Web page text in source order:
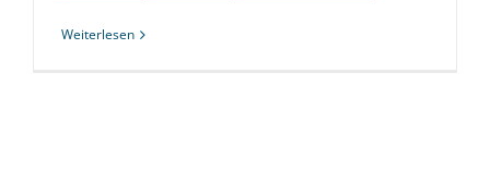
Weiterlesen